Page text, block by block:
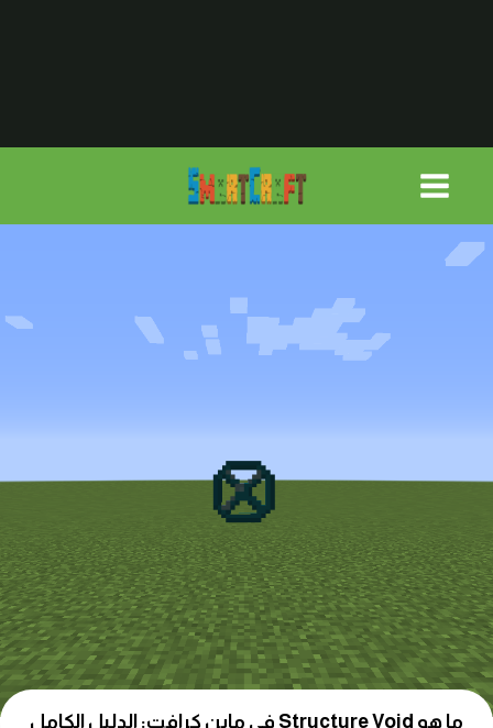
ما هو Structure Void في ماين كرافت: الدليل الكامل